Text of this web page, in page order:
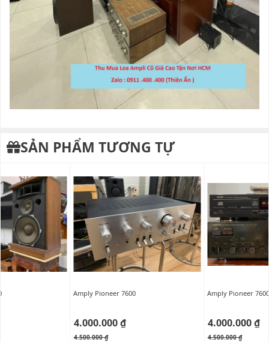
SẢN PHẨM TƯƠNG TỰ
Amply Pioneer 7600
4.000.000 ₫
4.500.000 ₫
Amply Pioneer 7600
4.000.000 ₫
4.500.000 ₫